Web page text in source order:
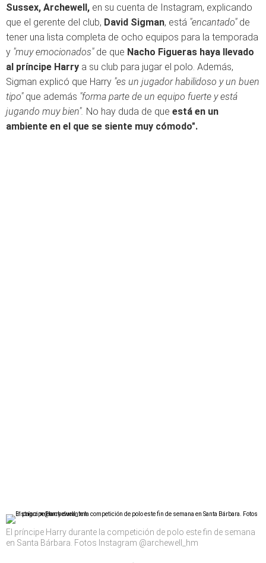
Sussex, Archewell, en su cuenta de Instagram, explicando
que el gerente del club, David Sigman, está "encantado"de
tener una lista completa de ocho equipos para la temporada
y "muy emocionados"de que Nacho Figueras haya llevado
al príncipe Harry a su club para jugar el polo. Además,
Sigman explicó que Harry "es un jugador habilidoso y un buen
tipo"que además "forma parte de un equipo fuerte y está
jugando muy bien". No hay duda de que está en un
ambiente en el que se siente muy cómodo".
El príncipe Harry durante la competición de polo este fin de semana
en Santa Bárbara. Fotos Instagram @archewell_hm